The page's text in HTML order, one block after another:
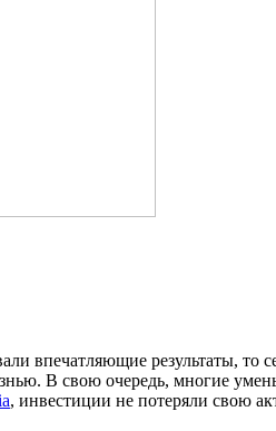
впечатляющие результаты, то
В свою очередь, многие
, инвестиции не потеряли свою